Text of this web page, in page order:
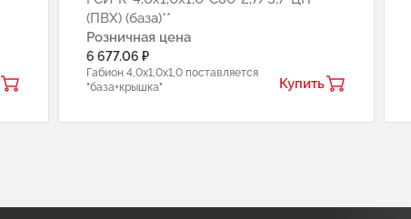
(ПВХ) (база)**
Розничная цена
6 677.06 ₽
Габион 4,0х1,0х1,0 поставляется
"база+крышка"
Купить